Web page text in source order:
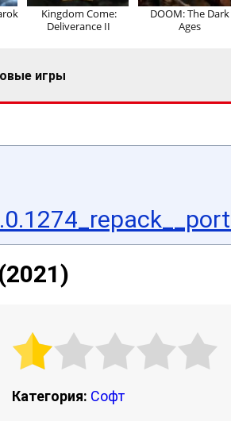
Kingdom Come:
Deliverance II
DOOM: The Dark
Ages
игры
Категория: Софт